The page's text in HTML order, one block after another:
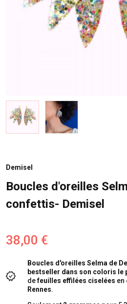
Demisel
Boucles d'oreilles
confettis- Demisel
38,00 €
Boucles d'oreilles Selma de
bestseller dans son coloris le
defeuilles effilées ciselées en
Rennes.